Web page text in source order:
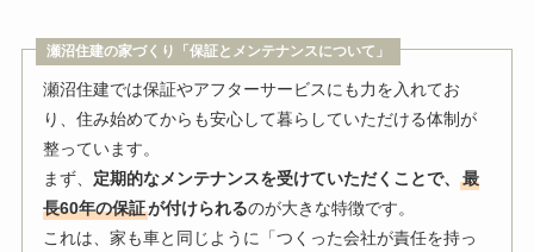
瀬沼住建の家づくり「保証とメンテナンスについて」
瀬沼住建では保証やアフターサービスにも力を入れてお
り、住み始めてからも安心して暮らしていただける体制が
整っています。
まず、 定期的なメンテナンスを受けていただくことで、最
長60年の保証が付けられるのが大きな特徴です。
これは、家も車と同じように「つくった会社が責任を持っ